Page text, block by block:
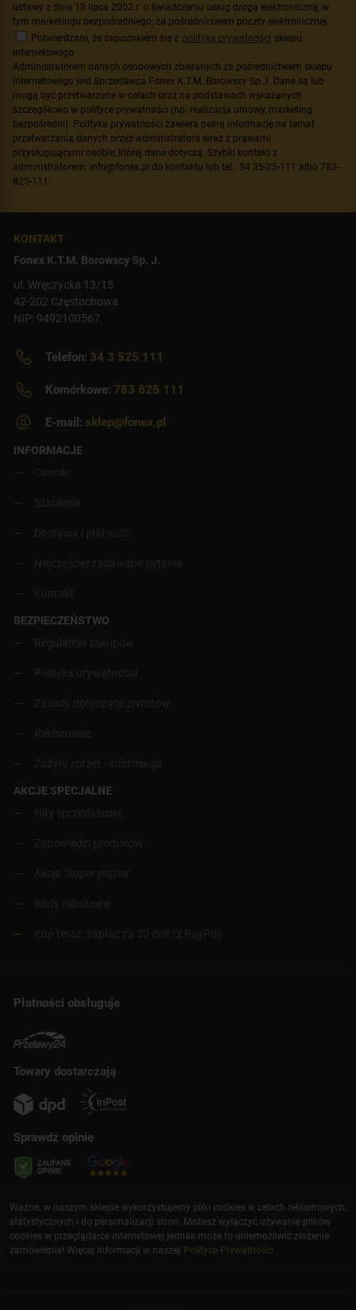
ustawy z dnia 18 lipca 2002 r. o świadczeniu usług drogą elektroniczną, w
tym marketingu bezpośredniego, za pośrednictwem poczty elektronicznej.
Potwierdzam, że zapoznałem się z polityką prywatności sklepu
internetowego
Administratorem danych osobowych zbieranych za pośrednictwem sklepu
internetowego jest Sprzedawca Fonex K.T.M. Borowscy Sp.J. Dane są lub
mogą być przetwarzane w celach oraz na podstawach wskazanych
szczegółowo w polityce prywatności (np. realizacja umowy, marketing
bezpośredni). Polityka prywatności zawiera pełną informację na temat
przetwarzania danych przez administratora wraz z prawami
przysługującymi osobie, której dane dotyczą. Szybki kontakt z
administratorem: info@fonex.pl do kontaktu lub tel.: 34 35-25-111 albo 783-
825-111
KONTAKT
Fonex K.T.M. Borowscy Sp. J.
ul. Wręczycka 13/15
42-202 Częstochowa
NIP: 9492100567
Telefon: 34 3 525 111
Komórkowe: 783 825 111
E-mail: sklep@fonex.pl
INFORMACJE
BEZPIECZEŃSTWO
AKCJE SPECJALNE
Płatności obsługuje
Towary dostarczają
Sprawdź opinie
Ważne: w naszym sklepie wykorzystujemy pliki cookies w celach reklamowych,
statystycznych i do personalizacji stron. Możesz wyłączyć używanie plików
cookies w przeglądarce internetowej jednak może to uniemożliwić złożenie
zamówienia! Więcej informacji w naszej Polityce Prywatności .